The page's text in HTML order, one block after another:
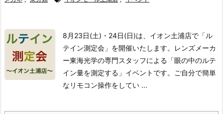
8月23日(土)・24日(日)は、イオン土浦店で「ル
テイン測定会」を開催いたします。
レンズメーカ
ー東海光学の専門スタッフによる「眼の中のルテ
イン量を測定する」イベントです。
ご自分で簡単
なリモコン操作をしてい ...